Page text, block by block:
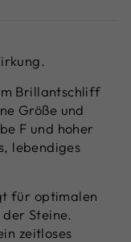
Brillantschliff
Größe und
F und hoher
lebendiges
für optimalen
Steine.
zeitloses